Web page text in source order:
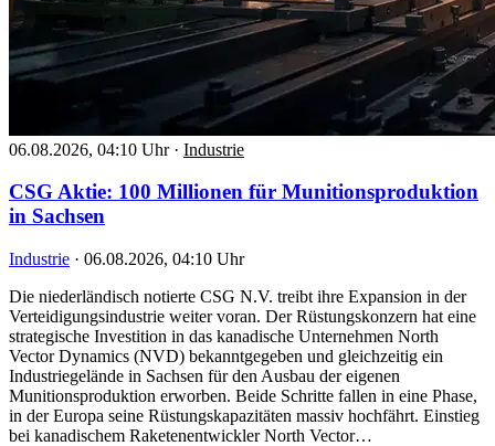
06.08.2026, 04:10 Uhr · Industrie
CSG Aktie: 100 Millionen für Munitionsproduktion
in Sachsen
Industrie · 06.08.2026, 04:10 Uhr
Die niederländisch notierte CSG N.V. treibt ihre Expansion in der
Verteidigungsindustrie weiter voran. Der Rüstungskonzern hat eine
strategische Investition in das kanadische Unternehmen North
Vector Dynamics (NVD) bekanntgegeben und gleichzeitig ein
Industriegelände in Sachsen für den Ausbau der eigenen
Munitionsproduktion erworben. Beide Schritte fallen in eine Phase,
in der Europa seine Rüstungskapazitäten massiv hochfährt. Einstieg
bei kanadischem Raketenentwickler North Vector…